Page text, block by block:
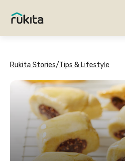
Rukita Stories/Tips & Lifestyle